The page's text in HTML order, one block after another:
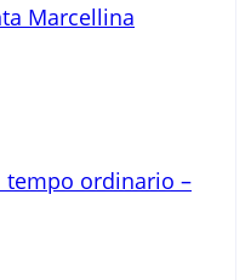
Marcellina
tempo ordinario –